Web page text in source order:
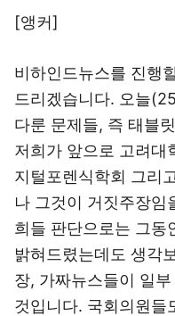
[앵커]
비하인드뉴스를 진행
드리겠습니다. 오늘
다룬 문제들, 즉 태블
저희가 앞으로 고려대
지털포렌식학회 그리
나 그것이 거짓주장임
희들 판단으로는 그동
밝혀드렸는데도 생각
장, 가짜뉴스들이 일
것입니다. 국회의원들